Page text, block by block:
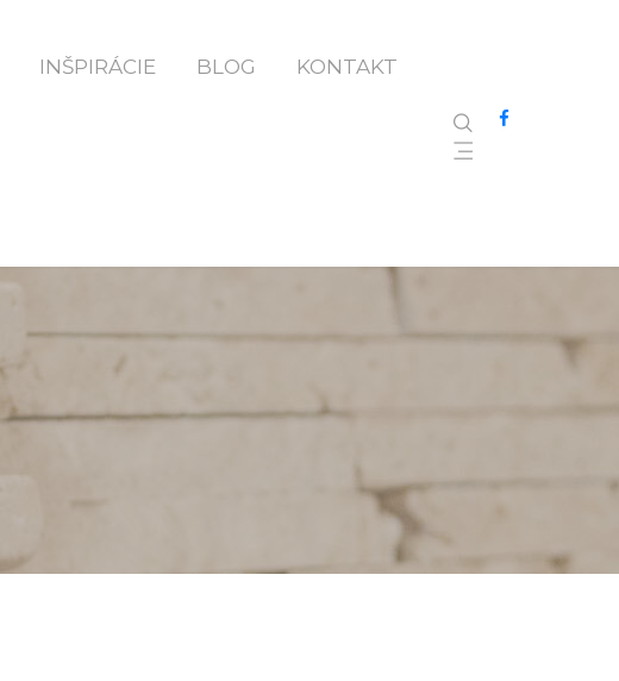
INŠPIRÁCIE BLOG KONTAKT